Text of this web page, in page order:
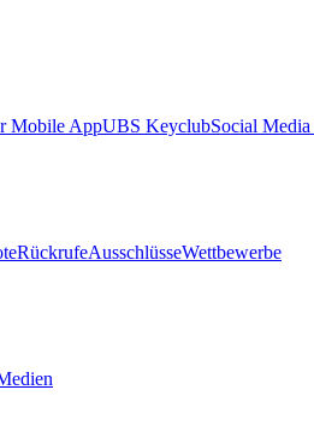
Mobile AppUBS KeyclubSocial
RückrufeAusschlüsseWettbewerbe